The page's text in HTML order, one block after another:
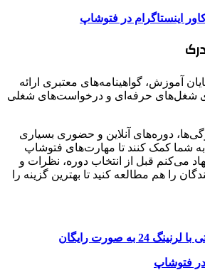
اینستاگرام در فتوشاپ
آموزش، گواهینامه‌های معتبری ارائه
شغل‌های حرفه‌ای و درخواست‌های شغلی
دوره‌های آنلاین و حضوری بسیاری
به شما کمک کنند تا مهارت‌های فتوشاپ
می‌کنم قبل از انتخاب دوره، نظرات و
را هم مطالعه کنید تا بهترین گزینه را
به صورت رایگان
فتوشاپ